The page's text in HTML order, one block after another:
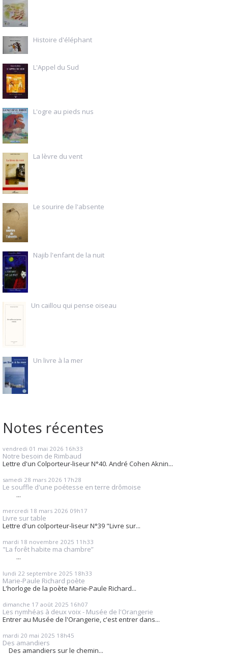
Histoire d'éléphant
L'Appel du Sud
L'ogre au pieds nus
La lèvre du vent
Le sourire de l'absente
Najib l'enfant de la nuit
Un caillou qui pense oiseau
Un livre à la mer
Notes récentes
vendredi 01 mai 2026 16h33
Notre besoin de Rimbaud
Lettre d'un Colporteur-liseur N°40. André Cohen Aknin...
samedi 28 mars 2026 17h28
Le souffle d'une poétesse en terre drômoise
...
mercredi 18 mars 2026 09h17
Livre sur table
Lettre d'un colporteur-liseur N°39 "Livre sur...
mardi 18 novembre 2025 11h33
"La forêt habite ma chambre”
...
lundi 22 septembre 2025 18h33
Marie-Paule Richard poète
L'horloge de la poète Marie-Paule Richard...
dimanche 17 août 2025 16h07
Les nymhéas à deux voix - Musée de l'Orangerie
Entrer au Musée de l'Orangerie, c'est entrer dans...
mardi 20 mai 2025 18h45
Des amandiers
Des amandiers sur le chemin...